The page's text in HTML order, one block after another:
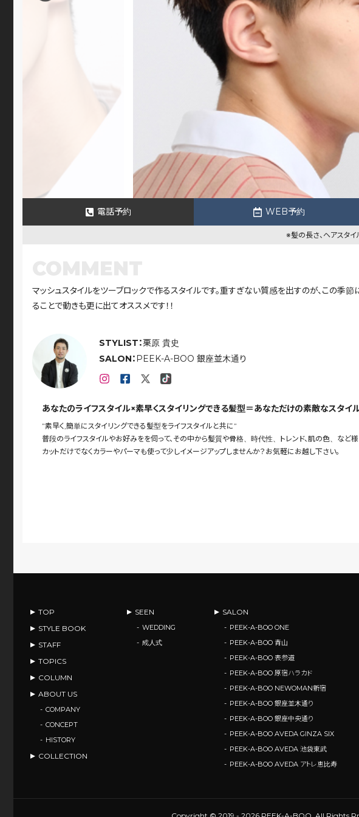
電話予約 WEB予約
※髪の長さ、ヘアスタイ
STYLIST：栗原 貴史
SALON： PEEK-A-BOO 銀座並木通り
あなたのライフスタイル×素早くスタイリングできる髪型＝あなただけの素敵なスタイ
”素早く,簡単にスタイリングできる髪型をライフスタイルと共に”
普段のライフスタイルやお好みをを伺って、その中から髪質や骨格、時代性、トレンド、肌の色、など
カットだけでなくカラーやパーマも使って少しイメージアップしませんか？お気軽にお越し下さい。
マッシュスタイルをツーブロックで作るスタイルです。重すぎない質感を出すのが、この季節
ることで動きも更に出てオススメです！！
TOP
STYLE BOOK
STAFF
TOPICS
COLUMN
ABOUT US
COMPANY
CONCEPT
HISTORY
COLLECTION
SEEN
WEDDING
成人式
SALON
PEEK-A-BOO ONE
PEEK-A-BOO 青山
PEEK-A-BOO 表参道
PEEK-A-BOO 原宿ハラカド
PEEK-A-BOO NEWOMAN新宿
PEEK-A-BOO 銀座並木通り
PEEK-A-BOO 銀座中央通り
PEEK-A-BOO AVEDA GINZA SIX
PEEK-A-BOO AVEDA 池袋東武
PEEK-A-BOO AVEDA アトレ恵比寿